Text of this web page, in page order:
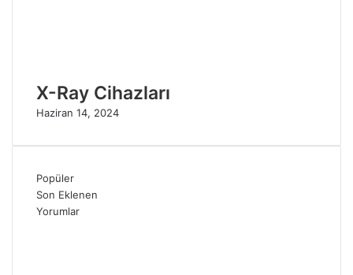
X-Ray Cihazları
Haziran 14, 2024
Popüler
Son Eklenen
Yorumlar